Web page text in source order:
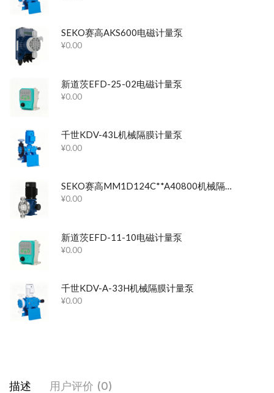
SEKO赛高AKS600电磁计量泵
¥0.00
新道茨EFD-25-02电磁计量泵
¥0.00
千世KDV-43L机械隔膜计量泵
¥0.00
SEKO赛高MM1D124C**A40800机械隔膜计量泵
¥0.00
新道茨EFD-11-10电磁计量泵
¥0.00
千世KDV-A-33H机械隔膜计量泵
¥0.00
描述 用户评价 (0)